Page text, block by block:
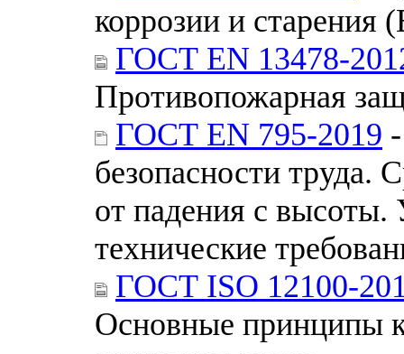
коррозии и
ГОСТ EN 13478-
Противопожарная
ГОСТ EN 795-2019
безопасности труда.
от падения с
технические
ГОСТ ISO 12100-
Основные принципы